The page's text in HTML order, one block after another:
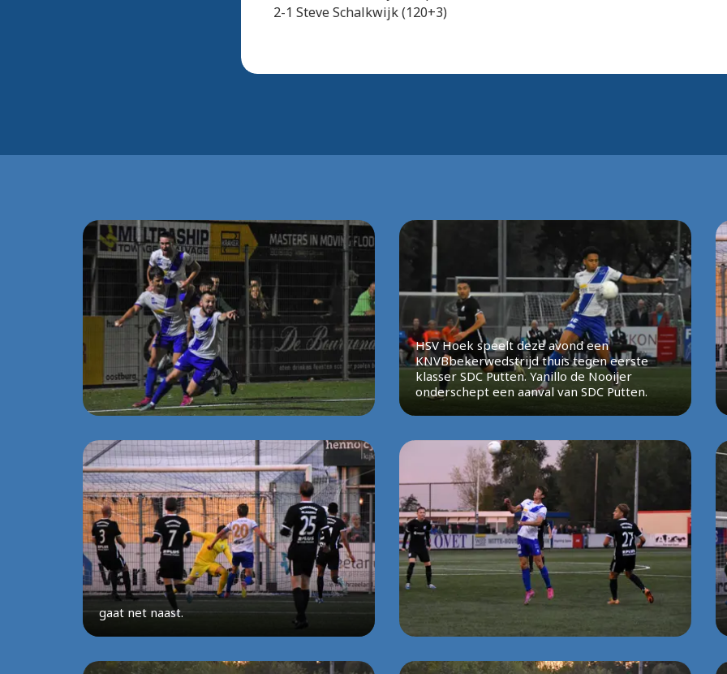
2-1 Steve Schalkwijk (120+3)
HSV Hoek speelt deze avond een
KNVBbekerwedstrijd thuis tegen eerste
klasser SDC Putten. Yanillo de Nooijer
onderschept een aanval van SDC Putten.
gaat net naast.